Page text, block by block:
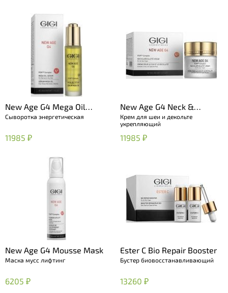
New Age G4 Mega Oil
Serum
Сыворотка энергетическая
11985 ₽
New Age G4 Neck &
Decolte Cream
Крем для шеи и декольте
укрепляющий
11985 ₽
New Age G4 Mousse Mask
Маска мусс лифтинг
6205 ₽
Ester C Bio Repair Booster
Бустер биовосстанавливающий
13260 ₽